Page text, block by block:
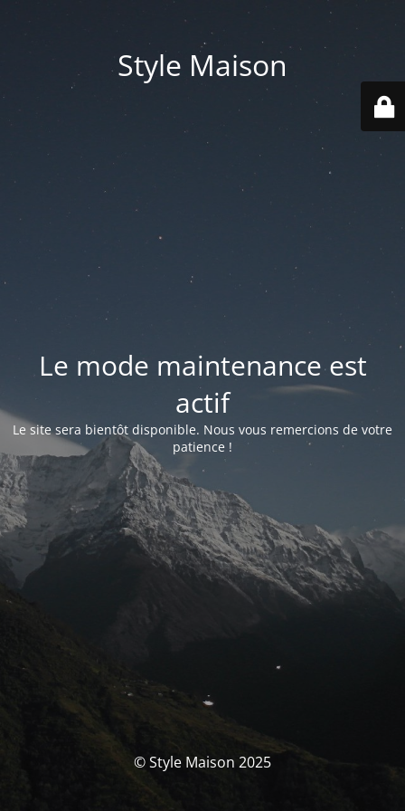
Style Maison
Le mode maintenance est
actif
Le site sera bientôt disponible. Nous vous remercions de votre
patience !
© Style Maison 2025